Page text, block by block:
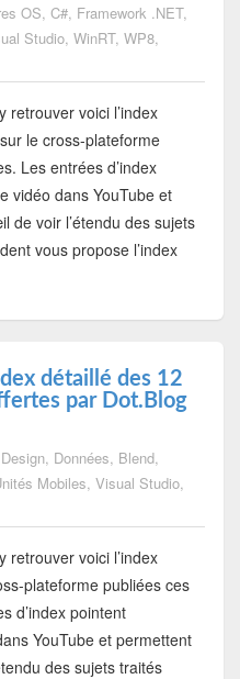
OS, C#, Framework .NET,
Studio, WinRT, WP8,
retrouver voici l’index
le cross-plateforme
Les entrées d’index
vidéo dans YouTube et
de voir l’étendu des sujets
vous propose l’index
détaillé des 12
par Dot.Blog
Design, Données, Blend,
Mobiles, Visual Studio,
retrouver voici l’index
plateforme publiées ces
d’index pointent
YouTube et permettent
des sujets traités